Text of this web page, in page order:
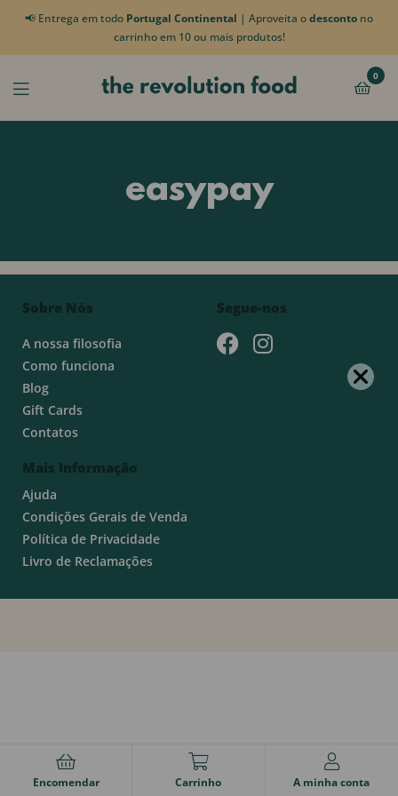
📢 Entrega em todo Portugal Continental | Aproveita odesconto no
carrinho em 10 ou mais produtos!
0
easypay
Sobre Nós
A nossa filosofia
Como funciona
Blog
Gift Cards
Contatos
Mais Informação
Ajuda
Condições Gerais de Venda
Política de Privacidade
Livro de Reclamações
Segue-nos
Encomendar Carrinho A minha conta